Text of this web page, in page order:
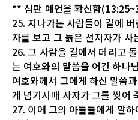
** 심판 예언을 확신함
25. 지나가는 사람들이 길에
자를 보고 그 늙은 선지자가
26. 그 사람을 길에서 데리고
는 여호와의 말씀을 어긴 하나
여호와께서 그에게 하신 말씀
게 넘기시매 사자가 그를 찢어
27. 이에 그의 아들들에게 말